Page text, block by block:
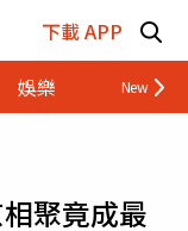
下載 APP
娛樂 財經
聚竟成最